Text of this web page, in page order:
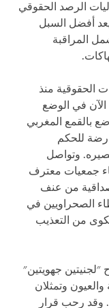
الرصد الحقوقي
يعد أفضل السبل
المراقبة
الحقوقية منذ
الآن في الوضع
بالقمع المغربي
للحكم
وتواصل
جمعيات معترف
من عنف
الصحراويين في
من التعذيب
"لجنيتين جهويتين"
الداخلة والعيون وتمثلان
وقد رحب قرار